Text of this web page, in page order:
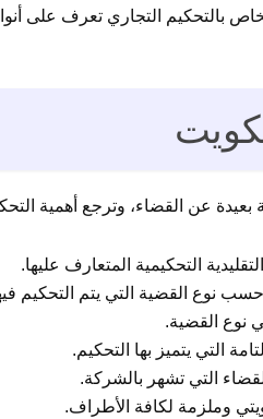
بالتحكيم التجاري تعرف على
بعيدة عن القضاء، وترجع أهمية
التحكيمية المتعارف عليها.
نوع القضية التي يتم التحكيم
نوع القضية.
التي يتميز بها التحكيم.
التي تشهر بالشركة.
وملزمة لكافة الأطراف.